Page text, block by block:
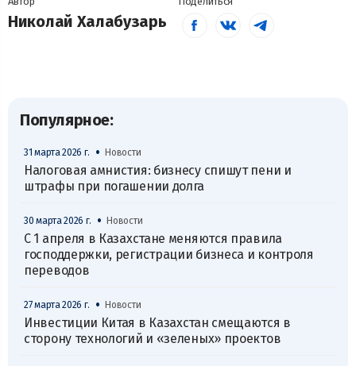
Николай Халабузарь
Популярное:
31 марта 2026 г. • Новости
Налоговая амнистия: бизнесу спишут пени и
штрафы при погашении долга
30 марта 2026 г. • Новости
С 1 апреля в Казахстане меняются правила
господдержки, регистрации бизнеса и контроля
переводов
27 марта 2026 г. • Новости
Инвестиции Китая в Казахстан смещаются в
сторону технологий и «зеленых» проектов